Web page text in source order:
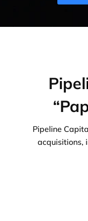
Pipeline
acquisitions,